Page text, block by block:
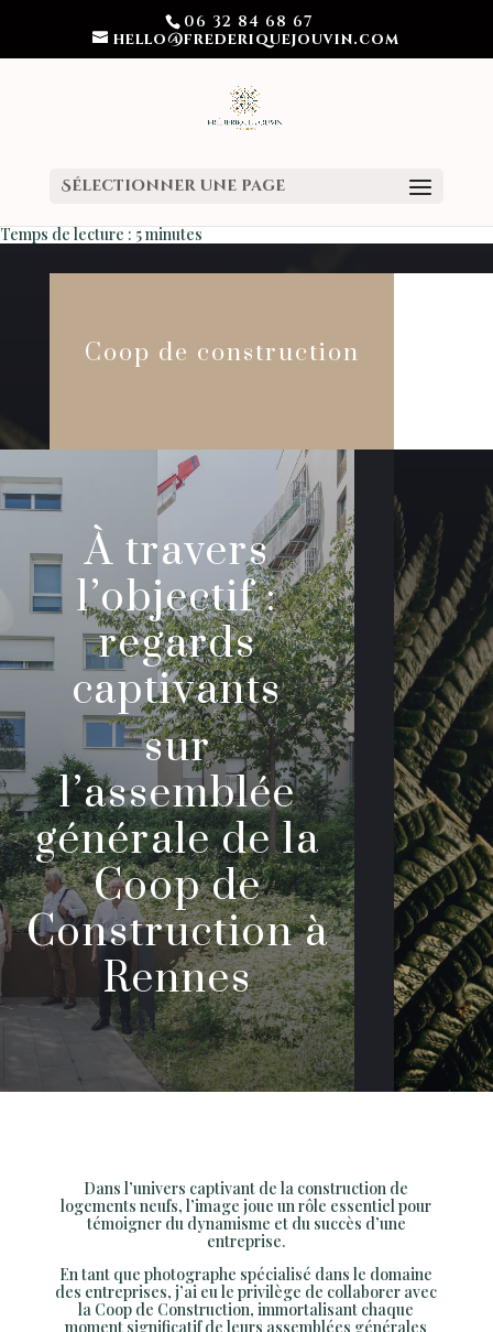
06 32 84 68 67
hello@frederiquejouvin.com
Sélectionner une page
Temps de lecture :5minutes
Coop de construction
À travers
l’objectif :
regards
captivants
sur
l’assemblée
générale de la
Coop de
Construction à
Rennes
Dans l’univers captivant de la construction de
logements neufs, l’image joue un rôle essentiel pour
témoigner du dynamisme et du succès d’une
entreprise.
En tant que photographe spécialisé dans le domaine
des entreprises, j’ai eu le privilège de collaborer avec
la Coop de Construction, immortalisant chaque
moment significatif de leurs assemblées générales